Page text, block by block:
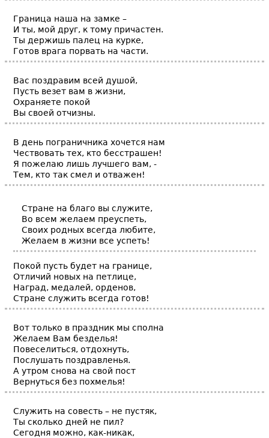
Граница наша на замке –
И ты, мой друг, к тому причастен.
Ты держишь палец на курке,
Готов врага порвать на части.
Вас поздравим всей душой,
Пусть везет вам в жизни,
Охраняете покой
Вы своей отчизны.
В день пограничника хочется нам
Чествовать тех, кто бесстрашен!
Я пожелаю лишь лучшего вам, -
Тем, кто так смел и отважен!
Стране на благо вы служите,
Во всем желаем преуспеть,
Своих родных всегда любите,
Желаем в жизни все успеть!
Покой пусть будет на границе,
Отличий новых на петлице,
Наград, медалей, орденов,
Стране служить всегда готов!
Вот только в праздник мы сполна
Желаем Вам безделья!
Повеселиться, отдохнуть,
Послушать поздравленья.
А утром снова на свой пост
Вернуться без похмелья!
Служить на совесть – не пустяк,
Ты сколько дней не пил?
Сегодня можно, как-никак,